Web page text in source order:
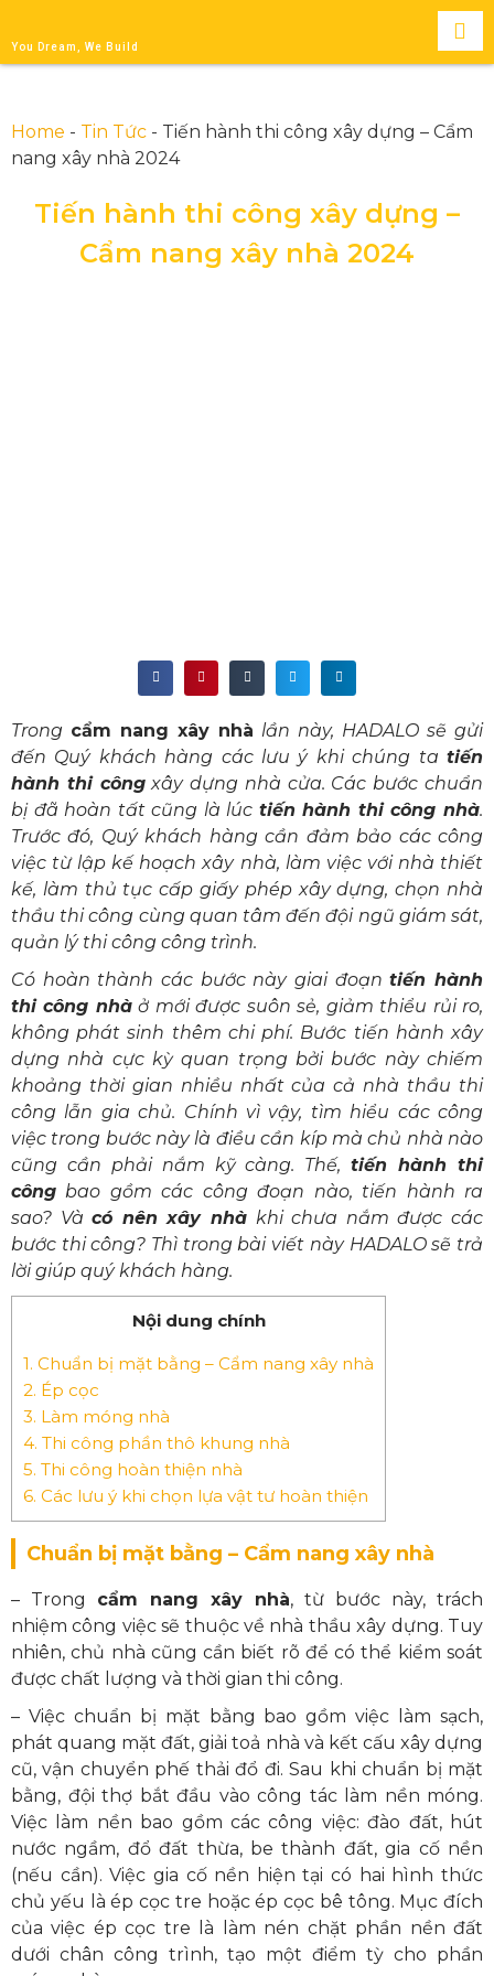
You Dream, We Build
Home - Tin Tức - Tiến hành thi công xây dựng – Cẩm
nang xây nhà 2024
Tiến hành thi công xây dựng –
Cẩm nang xây nhà 2024
Trong cẩm nang xây nhà lần này, HADALO sẽ gửi
đến Quý khách hàng các lưu ý khi chúng ta tiến
hành thi côngxây dựng nhà cửa. Các bước chuẩn
bị đã hoàn tất cũng là lúc tiến hành thi công nhà.
Trước đó, Quý khách hàng cần đảm bảo các công
việc từ lập kế hoạch xây nhà, làm việc với nhà thiết
kế, làm thủ tục cấp giấy phép xây dựng, chọn nhà
thầu thi công cùng quan tâm đến đội ngũ giám sát,
quản lý thi công công trình.
Có hoàn thành các bước này giai đoạntiến hành
thi công nhàở mới được suôn sẻ, giảm thiểu rủi ro,
không phát sinh thêm chi phí. Bước tiến hành xây
dựng nhà cực kỳ quan trọng bởi bước này chiếm
khoảng thời gian nhiều nhất của cả nhà thầu thi
công lẫn gia chủ. Chính vì vậy, tìm hiểu các công
việc trong bước này là điều cần kíp mà chủ nhà nào
cũng cần phải nắm kỹ càng. Thế,tiến hành thi
công bao gồm các công đoạn nào, tiến hành ra
sao? Vàcó nên xây nhà khi chưa nắm được các
bước thi công? Thì trong bài viết này HADALO sẽ trả
lời giúp quý khách hàng.
Nội dung chính
1. Chuẩn bị mặt bằng – Cẩm nang xây nhà
2. Ép cọc
3. Làm móng nhà
4. Thi công phần thô khung nhà
5. Thi công hoàn thiện nhà
6. Các lưu ý khi chọn lựa vật tư hoàn thiện
Chuẩn bị mặt bằng – Cẩm nang xây nhà
– Trong cẩm nang xây nhà, từ bước này, trách
nhiệm công việc sẽ thuộc về nhà thầu xây dựng. Tuy
nhiên, chủ nhà cũng cần biết rõ để có thể kiểm soát
được chất lượng và thời gian thi công.
– Việc chuẩn bị mặt bằng bao gồm việc làm sạch,
phát quang mặt đất, giải toả nhà và kết cấu xây dựng
cũ, vận chuyển phế thải đổ đi. Sau khi chuẩn bị mặt
bằng, đội thợ bắt đầu vào công tác làm nền móng.
Việc làm nền bao gồm các công việc: đào đất, hút
nước ngầm, đổ đất thừa, be thành đất, gia cố nền
(nếu cần). Việc gia cố nền hiện tại có hai hình thức
chủ yếu là ép cọc tre hoặc ép cọc bê tông. Mục đích
của việc ép cọc tre là làm nén chặt phần nền đất
dưới chân công trình, tạo một điểm tỳ cho phần